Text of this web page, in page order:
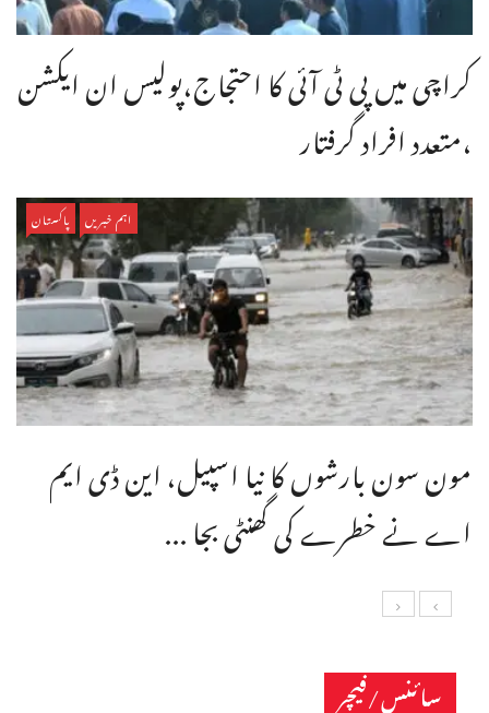
کراچی میں پی ٹی آئی کا احتجاج،پولیس ان ایکشن
،متعدد افراد گرفتار
اہم خبریں پاکستان
مون سون بارشوں کا نیا اسپیل، این ڈی ایم
اے نے خطرے کی گھنٹی بجا ...
سائنس/فیچر